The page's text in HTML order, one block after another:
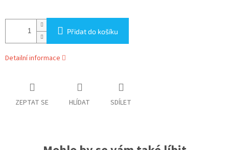
Přidat do košíku
Detailní informace
ZEPTAT SE HLÍDAT SDÍLET